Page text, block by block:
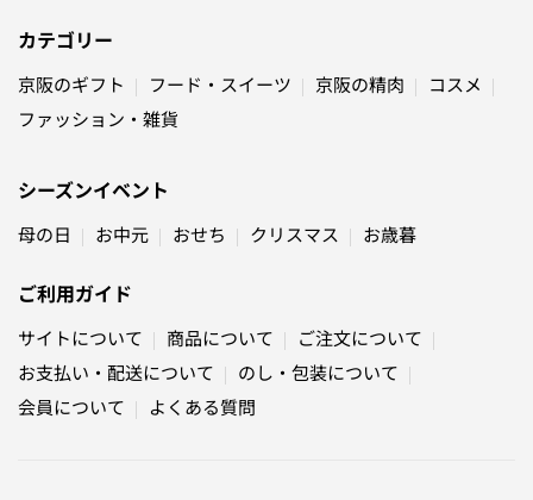
カテゴリー
京阪のギフト フード・スイーツ 京阪の精肉
コスメ
ファッション・雑貨
シーズンイベント
母の日 お中元 おせち クリスマス お歳暮
ご利用ガイド
サイトについて 商品について
ご注文について
お支払い・配送について
のし・包装について
会員について
よくある質問